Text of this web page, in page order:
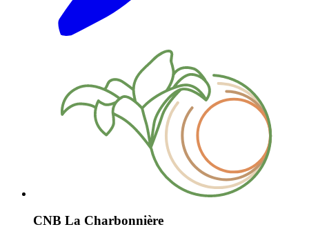
CNB La Charbonnière